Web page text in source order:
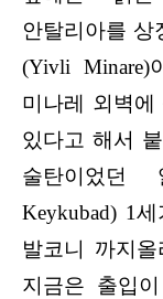
안탈리아를 상
(Yivli Minare)
미나레 외벽에
있다고 해서
술탄이었던
Keykubad) 1
발코니 까지
지금은 출입